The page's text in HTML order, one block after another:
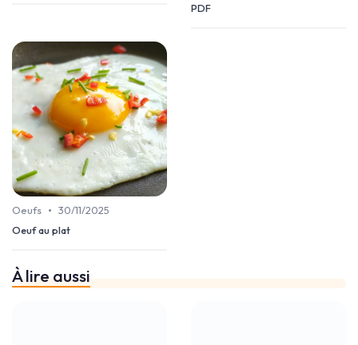
PDF
Oeufs • 30/11/2025
Oeuf au plat
À lire aussi